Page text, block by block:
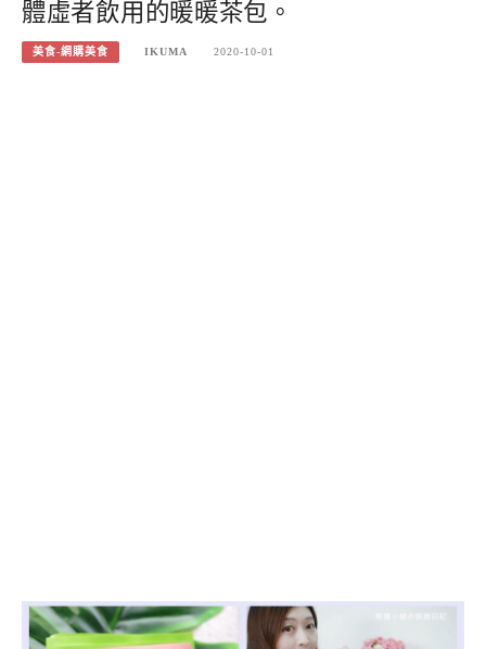
體虛者飲用的暖暖茶包。
美食-網購美食 IKUMA 2020-10-01